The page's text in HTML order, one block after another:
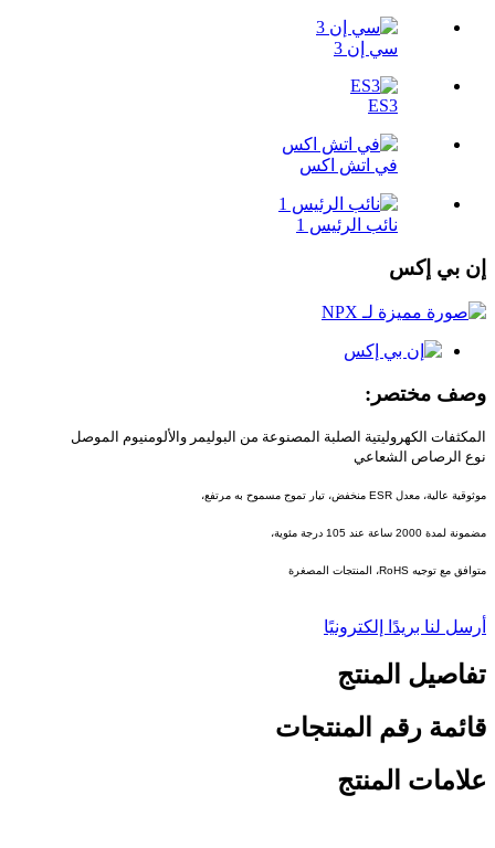
سي إن 3
ES3
في اتش اكس
نائب الرئيس 1
إن بي إكس
وصف مختصر:
المكثفات الكهروليتية الصلبة المصنوعة من البوليمر والألومنيوم الموصل
نوع الرصاص الشعاعي
موثوقية عالية، معدل ESR منخفض، تيار تموج مسموح به مرتفع،
مضمونة لمدة 2000 ساعة عند 105 درجة مئوية،
متوافق مع توجيه RoHS، المنتجات المصغرة
أرسل لنا بريدًا إلكترونيًا
تفاصيل المنتج
قائمة رقم المنتجات
علامات المنتج